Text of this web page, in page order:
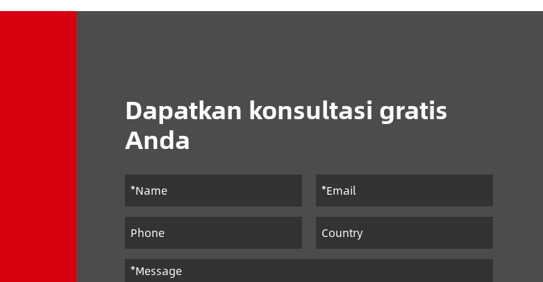
Dapatkan konsultasi gratis
Anda